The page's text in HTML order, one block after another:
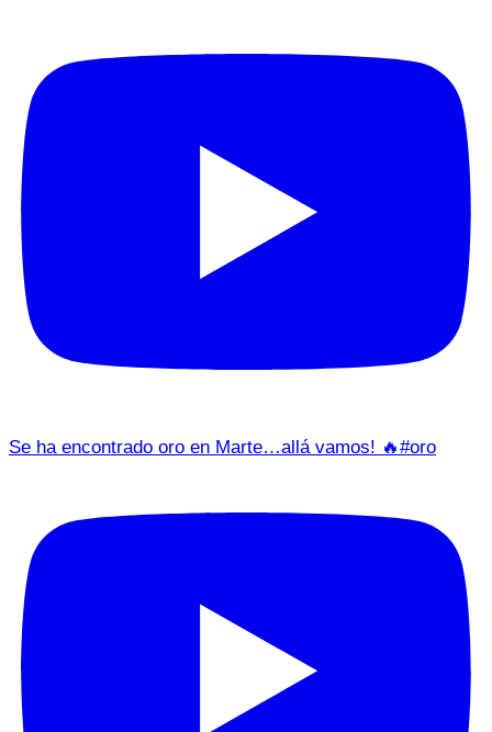
Se ha encontrado oro en Marte…allá vamos! 🔥#oro